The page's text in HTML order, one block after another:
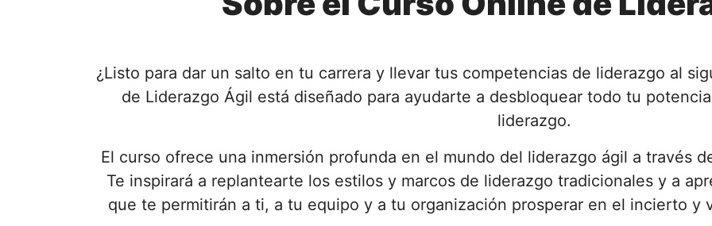
¿Listo para dar un salto en tu carrera y llevar tus competencias de liderazgo al
de Liderazgo Ágil está diseñado para ayudarte a desbloquear todo tu
liderazgo.
El curso ofrece una inmersión profunda en el mundo del liderazgo ágil a través
Te inspirará a replantearte los estilos y marcos de liderazgo tradicionales y a
que te permitirán a ti, a tu equipo y a tu organización prosperar en el incierto y